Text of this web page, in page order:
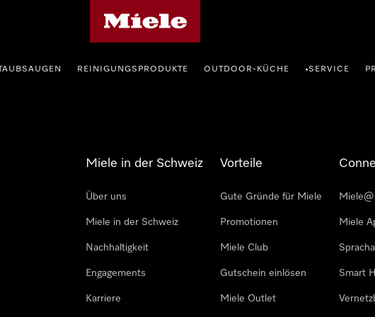
REINIGUNGSPRODUKTE OUTDOOR-KÜCHE •SERVICE
Miele in der Schweiz
Über uns
Miele in der Schweiz
Nachhaltigkeit
Engagements
Karriere
Vorteile
Gute Gründe für Miele
Promotionen
Miele Club
Gutschein einlösen
Miele Outlet
Miele
Smart